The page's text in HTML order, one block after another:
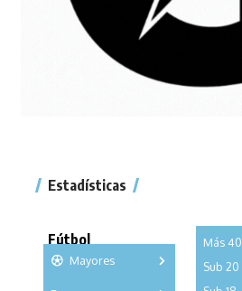
Estadísticas
Fútbol
Mayores
Más 40
Sub 20